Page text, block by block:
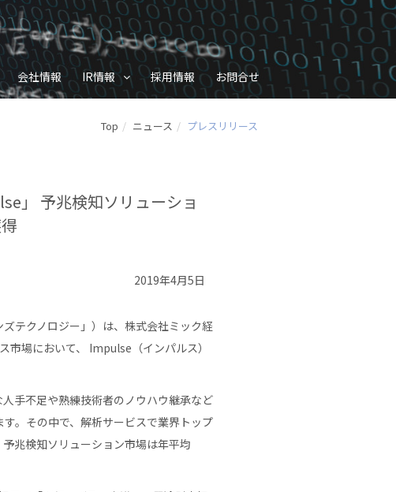
会社情報 IR情報 採用情報 お問合せ
Top ニュース プレスリリース
」 予兆検知ソリューショ
2019年4月5日
テクノロジー」）は、株式会社ミック経
場において、 Impulse（インパルス）
手不足や熟練技術者のノウハウ継承など
。その中で、解析サービスで業界トップ
兆検知ソリューション市場は年平均